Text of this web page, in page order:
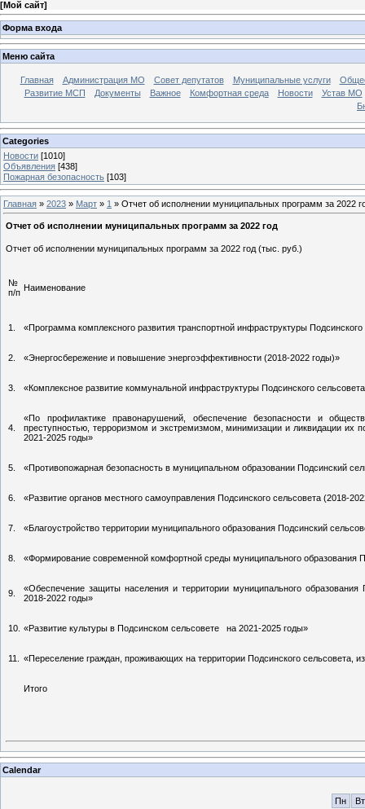
[Мой сайт]
Форма входа
Меню сайта
Главная Администрация МО Совет депутатов Муниципальные услуги
Развитие МСП
Документы Важное Комфортная среда Новости
Устав МО
Categories
Новости [1010]
Объявления [438]
Пожарная безопасность [103]
Главная » 2023 » Март » 1 » Отчет об исполнении муниципальных программ за 2022
Отчет об исполнении муниципальных программ за 2022 год
Отчет об исполнении муниципальных программ за 2022 год
№
п/п Наименование
1. «Программа комплексного развития транспортной инфраструктуры
2. «Энергосбережение и повышение энергоэффективности (2018-2022 годы)»
3. «Комплексное развитие коммунальной инфраструктуры Подсинского
4.
«По профилактике правонарушений, обеспечение безопасности и
преступностью, терроризмом и экстремизмом, минимизации и ликвидации их
2021-2025 годы»
5. «Противопожарная безопасность в муниципальном образовании Подсинский
6. «Развитие органов местного самоуправления Подсинского сельсовета (2018-
7. «Благоустройство территории муниципального образования Подсинский
8. «Формирование современной комфортной среды муниципального образования
9.
«Обеспечение защиты населения и территории муниципального
2018-2022 годы»
10. «Развитие культуры в Подсинском сельсовете на 2021-2025 годы»
11. «Переселение граждан, проживающих на территории Подсинского сельсовета,
Итого
Calendar
Пн Вт